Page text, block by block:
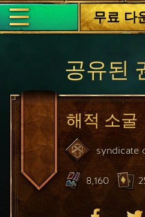
무료 다
공유된
해적 소굴
syndicate
8,160